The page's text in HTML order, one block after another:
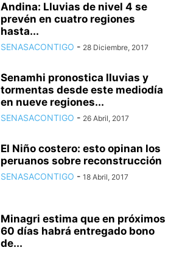
Andina: Lluvias de nivel 4 se
prevén en cuatro regiones
hasta...
SENASACONTIGO - 28 Diciembre, 2017
Senamhi pronostica lluvias y
tormentas desde este mediodía
en nueve regiones...
SENASACONTIGO - 26 Abril, 2017
El Niño costero: esto opinan los
peruanos sobre reconstrucción
SENASACONTIGO - 18 Abril, 2017
Minagri estima que en próximos
60 días habrá entregado bono
de...